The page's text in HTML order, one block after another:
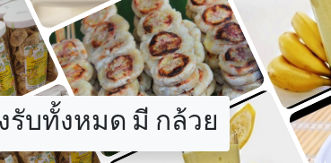
รับทั้งหมด มี กล้วย